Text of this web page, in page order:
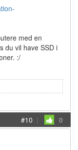
med en
du vil have SSD i
:/
#10 | 0